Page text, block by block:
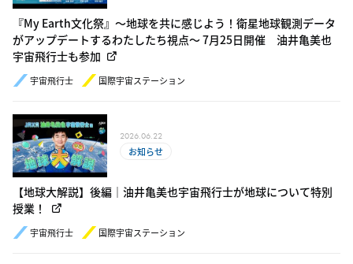
『My Earth文化祭』～地球を共に感じよう！衛星地球観測データ
がアップデートするわたしたち視点～ 7月25日開催 油井亀美也
宇宙飛行士も参加
宇宙飛行士 国際宇宙ステーション
2026.06.22
お知らせ
【地球大解説】後編｜油井亀美也宇宙飛行士が地球について特別
授業！
宇宙飛行士 国際宇宙ステーション